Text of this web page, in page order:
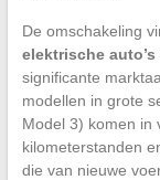
De omschakeling
elektrische
significante
modellen in grote
Model 3) komen in
kilometerstanden
die van nieuwe